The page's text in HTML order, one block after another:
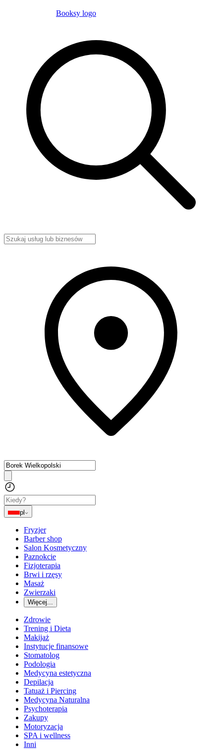
Booksy logo
pl
Fryzjer
Barber shop
Salon Kosmetyczny
Paznokcie
Fizjoterapia
Brwi i rzęsy
Masaż
Zwierzaki
Więcej...
Zdrowie
Trening i Dieta
Makijaż
Instytucje finansowe
Stomatolog
Podologia
Medycyna estetyczna
Depilacja
Tatuaż i Piercing
Medycyna Naturalna
Psychoterapia
Zakupy
Motoryzacja
SPA i wellness
Inni